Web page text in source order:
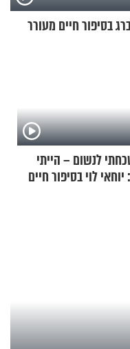
בסיפור חיים מעורר
לנשום – הייתי
לוי בסיפור חיים